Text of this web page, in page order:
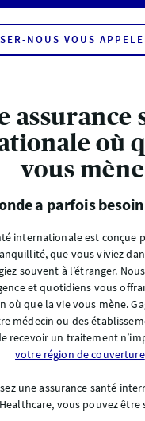
NOUS VOUS
assurance
où
vous mène
a parfois
internationale est conçue
que vous viviez
souvent à l’étranger.
et quotidiens vous
où que la vie vous mène.
médecin ou des
recevoir un traitement
votre région de couverture
une assurance santé
vous pouvez être